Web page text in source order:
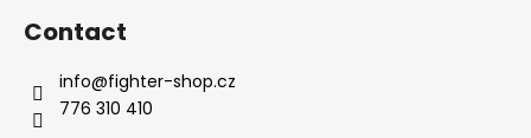
Contact
info@fighter-shop.cz
776 310 410